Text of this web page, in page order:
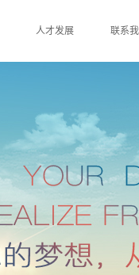
人才发展 联系我